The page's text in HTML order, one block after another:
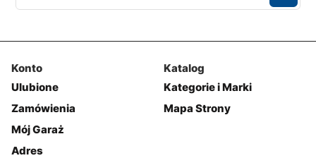
Konto
Ulubione
Zamówienia
Mój Garaż
Adres
Katalog
Kategorie i Marki
Mapa Strony